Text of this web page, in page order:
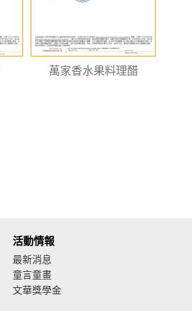
萬家香水果料理醋
活動情報
最新消息
童言童畫
文華獎學金